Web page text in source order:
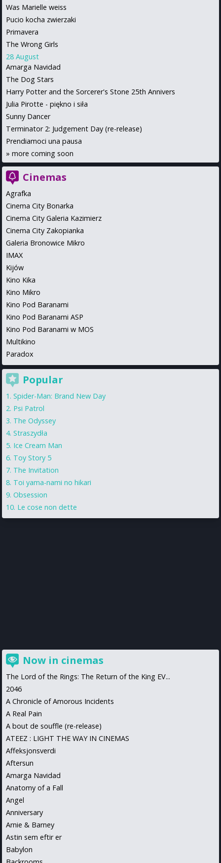
Was Marielle weiss
Pucio kocha zwierzaki
Primavera
The Wrong Girls
28 August
Amarga Navidad
The Dog Stars
Harry Potter and the Sorcerer's Stone 25th Annivers
Julia Pirotte - piękno i siła
Sunny Dancer
Terminator 2: Judgement Day (re-release)
Prendiamoci una pausa
» more coming soon
Cinemas
Agrafka
Cinema City Bonarka
Cinema City Galeria Kazimierz
Cinema City Zakopianka
Galeria Bronowice Mikro
IMAX
Kijów
Kino Kika
Kino Mikro
Kino Pod Baranami
Kino Pod Baranami ASP
Kino Pod Baranami w MOS
Multikino
Paradox
Popular
Spider-Man: Brand New Day
Psi Patrol
The Odyssey
Straszydła
Ice Cream Man
Toy Story 5
The Invitation
Toi yama-nami no hikari
Obsession
Le cose non dette
Now in cinemas
The Lord of the Rings: The Return of the King EV...
2046
A Chronicle of Amorous Incidents
A Real Pain
A bout de souffle (re-release)
ATEEZ : LIGHT THE WAY IN CINEMAS
Affeksjonsverdi
Aftersun
Amarga Navidad
Anatomy of a Fall
Angel
Anniversary
Arnie & Barney
Astin sem eftir er
Babylon